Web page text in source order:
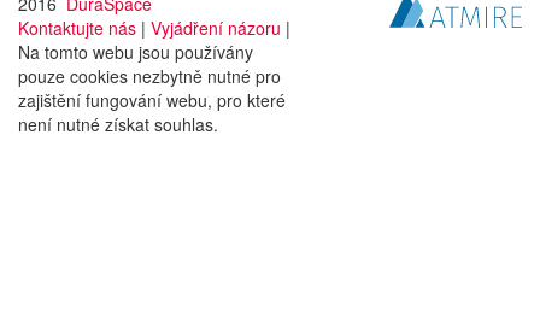
Kontaktujte nás | Vyjádření názoru |
Na tomto webu jsou používány
pouze cookies nezbytně nutné pro
zajištění fungování webu, pro které
není nutné získat souhlas.